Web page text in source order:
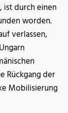
ist durch einen
worden.
verlassen,
Rückgang der
Mobilisierung